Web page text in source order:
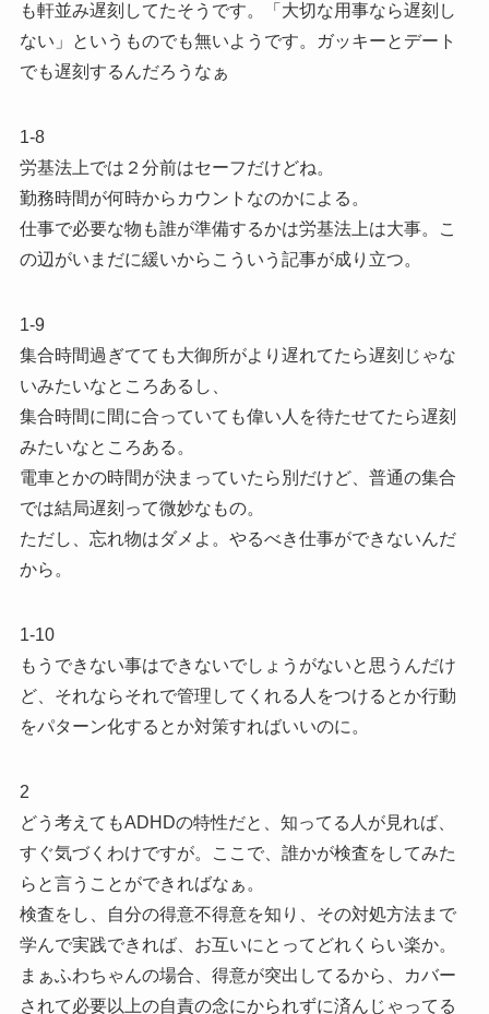
も軒並み遅刻してたそうです。「大切な用事なら遅刻し
ない」というものでも無いようです。ガッキーとデート
でも遅刻するんだろうなぁ
1-8
労基法上では２分前はセーフだけどね。
勤務時間が何時からカウントなのかによる。
仕事で必要な物も誰が準備するかは労基法上は大事。こ
の辺がいまだに緩いからこういう記事が成り立つ。
1-9
集合時間過ぎてても大御所がより遅れてたら遅刻じゃな
いみたいなところあるし、
集合時間に間に合っていても偉い人を待たせてたら遅刻
みたいなところある。
電車とかの時間が決まっていたら別だけど、普通の集合
では結局遅刻って微妙なもの。
ただし、忘れ物はダメよ。やるべき仕事ができないんだ
から。
1-10
もうできない事はできないでしょうがないと思うんだけ
ど、それならそれで管理してくれる人をつけるとか行動
をパターン化するとか対策すればいいのに。
2
どう考えてもADHDの特性だと、知ってる人が見れば、
すぐ気づくわけですが。ここで、誰かが検査をしてみた
らと言うことができればなぁ。
検査をし、自分の得意不得意を知り、その対処方法まで
学んで実践できれば、お互いにとってどれくらい楽か。
まぁふわちゃんの場合、得意が突出してるから、カバー
されて必要以上の自責の念にかられずに済んじゃってる